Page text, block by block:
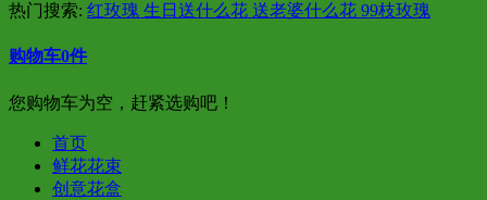
热门搜索: 红玫瑰 生日送什么花 送老婆什么花 99枝玫瑰
购物车0件
您购物车为空，赶紧选购吧！
首页
鲜花花束
创意花盒